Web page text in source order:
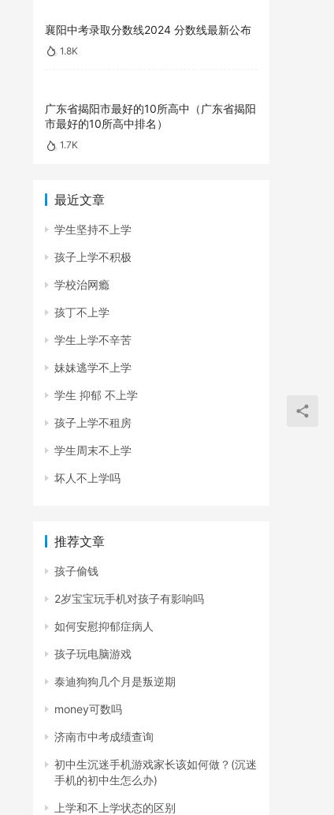
襄阳中考录取分数线2024 分数线最新公布
1.8K
广东省揭阳市最好的10所高中（广东省揭阳
市最好的10所高中排名）
1.7K
最近文章
学生坚持不上学
孩子上学不积极
学校治网瘾
孩丁不上学
学生上学不辛苦
妹妹逃学不上学
学生 抑郁 不上学
孩子上学不租房
学生周末不上学
坏人不上学吗
推荐文章
孩子偷钱
2岁宝宝玩手机对孩子有影响吗
如何安慰抑郁症病人
孩子玩电脑游戏
泰迪狗狗几个月是叛逆期
money可数吗
济南市中考成绩查询
初中生沉迷手机游戏家长该如何做？(沉迷
手机的初中生怎么办)
上学和不上学状态的区别